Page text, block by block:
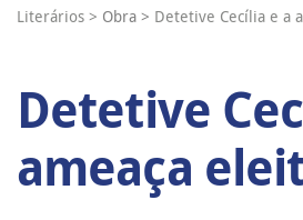
Literários > Obra > Detetive Cecília e a
Detetive
ameaça